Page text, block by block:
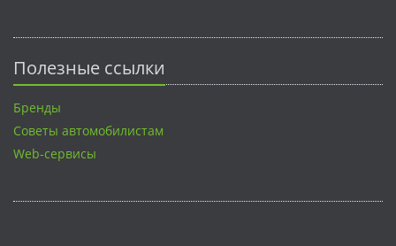
Полезные ссылки
Бренды
Советы автомобилистам
Web-сервисы